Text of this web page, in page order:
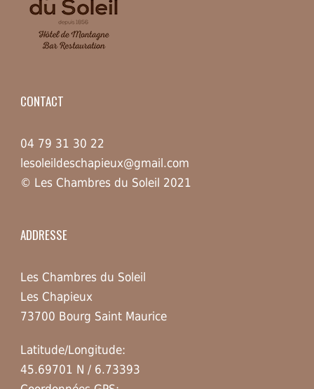
CONTACT
04 79 31 30 22
lesoleildeschapieux@gmail.com
© Les Chambres du Soleil 2021
ADDRESSE
Les Chambres du Soleil
Les Chapieux
73700 Bourg Saint Maurice
Latitude/Longitude:
45.69701 N / 6.73393